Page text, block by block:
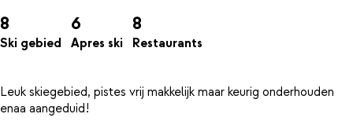
8
Ski gebied
6
Apres ski
8
Restaurants
Leuk skiegebied, pistes vrij makkelijk maar keurig onderhouden